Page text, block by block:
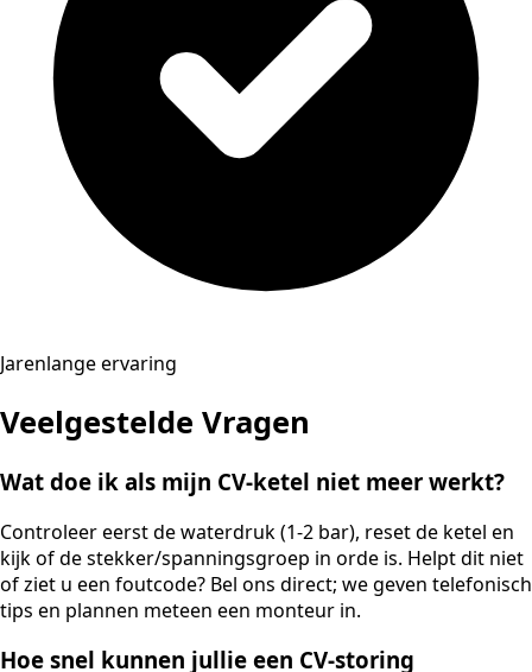
Jarenlange ervaring
Veelgestelde Vragen
Wat doe ik als mijn CV-ketel niet meer werkt?
Controleer eerst de waterdruk (1-2 bar), reset de ketel en
kijk of de stekker/spanningsgroep in orde is. Helpt dit niet
of ziet u een foutcode? Bel ons direct; we geven telefonisch
tips en plannen meteen een monteur in.
Hoe snel kunnen jullie een CV-storing